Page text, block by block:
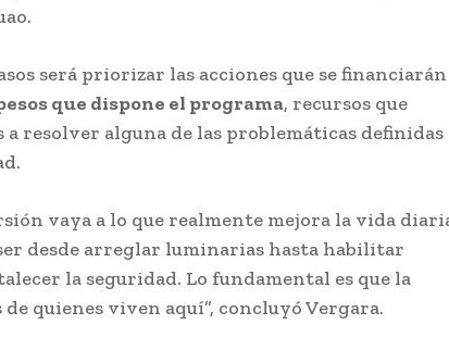
será priorizar las acciones que se financiarán
que dispone el programa, recursos que
a resolver alguna de las problemáticas definidas
vaya a lo que realmente mejora la vida
desde arreglar luminarias hasta habilitar
la seguridad. Lo fundamental es que la
quienes viven aquí”, concluyó Vergara.